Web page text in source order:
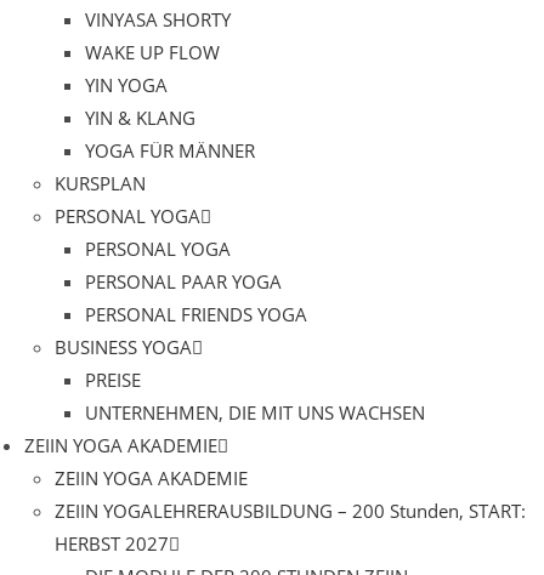
VINYASA SHORTY
WAKE UP FLOW
YIN YOGA
YIN & KLANG
YOGA FÜR MÄNNER
KURSPLAN
PERSONAL YOGA
PERSONAL YOGA
PERSONAL PAAR YOGA
PERSONAL FRIENDS YOGA
BUSINESS YOGA
PREISE
UNTERNEHMEN, DIE MIT UNS WACHSEN
ZEIIN YOGA AKADEMIE
ZEIIN YOGA AKADEMIE
ZEIIN YOGALEHRERAUSBILDUNG – 200 Stunden, START:
HERBST 2027